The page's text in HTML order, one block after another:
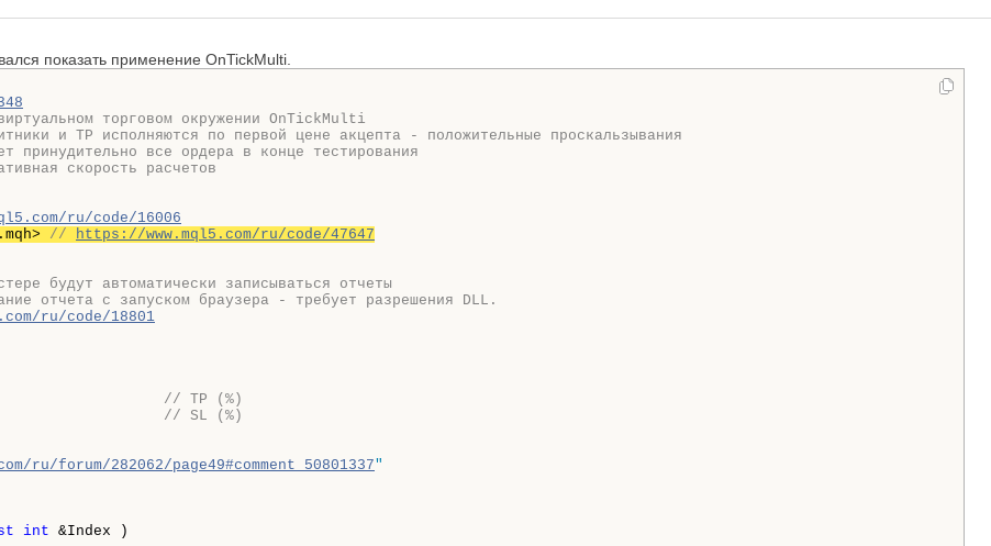
показать применение OnTickMulti.
торговом окружении OnTickMulti
и TP исполняются по первой цене акцепта - положительные проскальзывания
принудительно все ордера в конце тестирования
скорость расчетов
ru/code/16006
//
https://www.mql5.com/ru/code/47647
будут автоматически записываться отчеты
отчета с запуском браузера - требует разрешения DLL.
ru/code/18801
// TP (%)
// SL (%)
ru/forum/282062/page49#comment_50801337"
int &Index )